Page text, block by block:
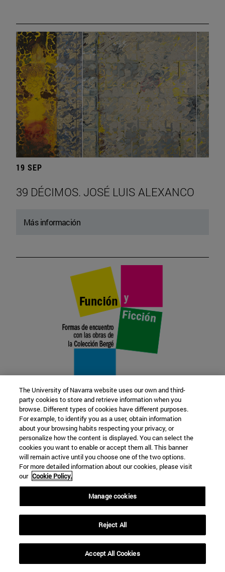
19 SEP
39 DÉCIMOS. JOSÉ LUIS ALEXANCO
Más información
22 SEP
FUNCIÓN Y FICCIÓN. Varios artistas
Más información
The University of Navarra website uses our own and third-
party cookies to store and retrieve information when you
browse. Different types of cookies have different purposes.
For example, to identify you as a user, obtain information
about your browsing habits respecting your privacy, or
personalize how the content is displayed. You can select the
cookies you want to enable or accept them all. This banner
will remain active until you choose one of the two options.
For more detailed information about our cookies, please visit
our Cookie Policy.
Manage cookies
Reject All
Accept All Cookies